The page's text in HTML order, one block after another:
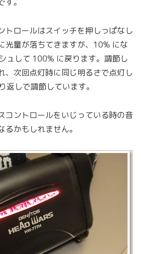
トロールはスイッチを押しっぱなし
光量が落ちてきますが、10% にな
ュして 100% に戻ります。調節し
、次回点灯時に同じ明るさで点灯し
返しで調節しています。
コントロールをいじっている時の音
かもしれません。